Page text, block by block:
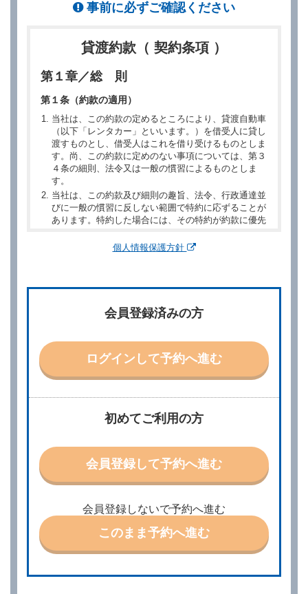
事前に必ずご確認ください
貸渡約款（ 契約条項 ）
第１章／総 則
第１条（約款の適用）
当社は、この約款の定めるところにより、貸渡自動車
（以下「レンタカー」といいます。）を借受人に貸し
渡すものとし、借受人はこれを借り受けるものとしま
す。尚、この約款に定めのない事項については、第３
４条の細則、法令又は一般の慣習によるものとしま
す。
当社は、この約款及び細則の趣旨、法令、行政通達並
びに一般の慣習に反しない範囲で特約に応ずることが
あります。特約した場合には、その特約が約款に優先
別に定める料金表等に同意のうえ、別に定める方法に
他の借受条件（以下「借受条件」といいます。）を明
示して予約の申込みを行うことができます。なお、当
社は、電話連絡並びに電子メールによる予約に応じま
責任を負わないものとします。
当社は、借受人から予約の申込みがあったときは、原
則として、当社の保有するレンタカーの範囲内で予約
特に認める場合を除き、別に定める予約申込金を支払
うものとします。
第３条（予約の変更）
借受人は、前条第１項の借受条件を変更しようとする
ときは、あらかじめ当社の承諾を受けなければならな
いものとします。
第４条（予約の取消し等）
ができます。
個人情報保護方針
初めてご利用の方
会員登録して予約へ進む
会員登録しないで予約へ進む
このまま予約へ進む
会員登録済みの方
ログインして予約へ進む